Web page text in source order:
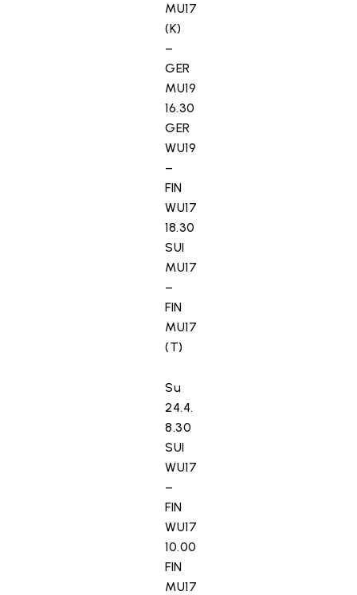
MU17
(K)
–
GER
MU19
16.30
GER
WU19
–
FIN
WU17
18.30
SUI
MU17
–
FIN
MU17
(T)
Su
24.4.
8.30
SUI
WU17
–
FIN
WU17
10.00
FIN
MU17